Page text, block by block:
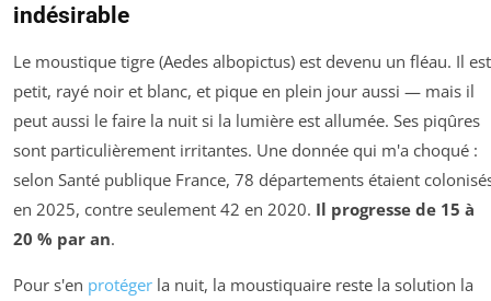
indésirable
Le moustique tigre (Aedes albopictus) est devenu un fléau. Il est
petit, rayé noir et blanc, et pique en plein jour aussi — mais il
peut aussi le faire la nuit si la lumière est allumée. Ses piqûres
sont particulièrement irritantes. Une donnée qui m'a choqué :
selon Santé publique France, 78 départements étaient
en 2025, contre seulement 42 en 2020. Il progresse de 15 à
20 % par an.
Pour s'en protéger la nuit, la moustiquaire reste la solution la